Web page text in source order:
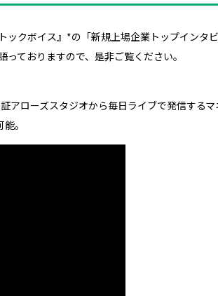
ックボイス』*の「新規上場企業トップインタ
ておりますので、是非ご覧ください。
アローズスタジオから毎日ライブで発信する
。